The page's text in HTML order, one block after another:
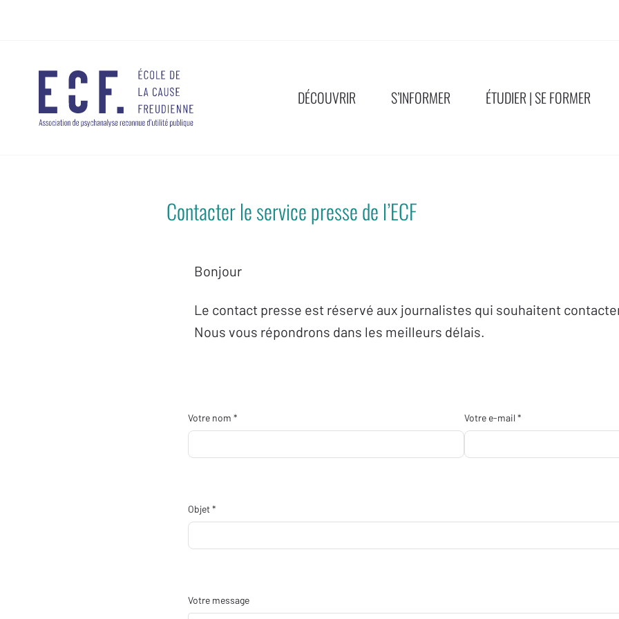
DÉCOUVRIR S’INFORMER ÉTUDIER | SE FORMER
Contacter le service presse de l’ECF
Bonjour
Le contact presse est réservé aux journalistes qui souhaitent contacter
Nous vous répondrons dans les meilleurs délais.
Votre nom * Votre e-mail *
Objet *
Votre message